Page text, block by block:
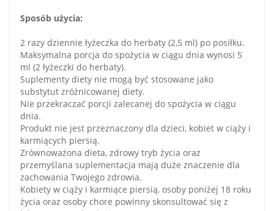
Sposób użycia:
2 razy dziennie łyżeczka do herbaty (2,5 ml) po posiłku.
Maksymalna porcja do spożycia w ciągu dnia wynosi 5
ml (2 łyżeczki do herbaty).
Suplementy diety nie mogą być stosowane jako
substytut zróżnicowanej diety.
Nie przekraczać porcji zalecanej do spożycia w ciągu
dnia.
Produkt nie jest przeznaczony dla dzieci, kobiet w ciąży i
karmiących piersią.
Zrównoważona dieta, zdrowy tryb życia oraz
przemyślana suplementacja mają duże znaczenie dla
zachowania Twojego zdrowia.
Kobiety w ciąży i karmiące piersią, osoby poniżej 18 roku
życia oraz osoby chore powinny skonsultować się z